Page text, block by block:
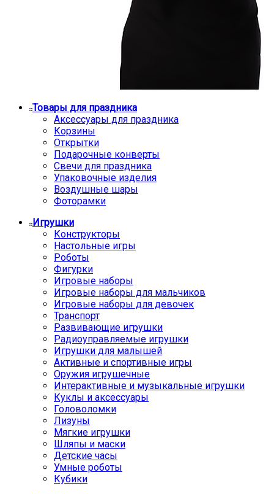
Товары для праздника
Аксессуары для праздника
Корзины
Открытки
Подарочные конверты
Свечи для праздника
Упаковочные изделия
Воздушные шары
Фоторамки
Игрушки
Конструкторы
Настольные игры
Роботы
Фигурки
Игровые наборы
Игровые наборы для мальчиков
Игровые наборы для девочек
Транспорт
Развивающие игрушки
Радиоуправляемые игрушки
Игрушки для малышей
Активные и спортивные игры
Оружия игрушечные
Интерактивные и музыкальные игрушки
Куклы и аксессуары
Головоломки
Лизуны
Мягкие игрушки
Шляпы и маски
Детские часы
Умные роботы
Кубики